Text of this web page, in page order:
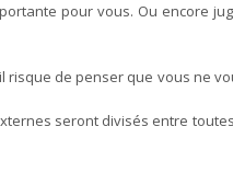
pour vous. Ou encore
risque de penser que vous ne
seront divisés entre